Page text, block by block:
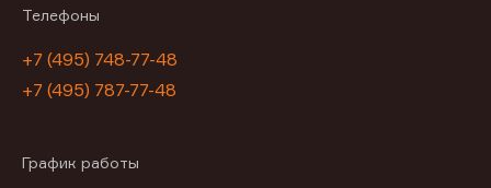
Телефоны
+7 (495) 748-77-48
+7 (495) 787-77-48
График работы